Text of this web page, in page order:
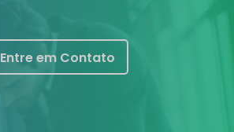
Entre em Contato